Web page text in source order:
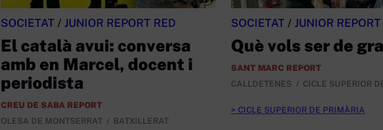
SOCIETAT / JUNIOR REPORT RED
El català avui: conversa
amb en Marcel, docent i
periodista
CREU DE SABA REPORT
OLESA DE MONTSERRAT
BATXILLERAT
SOCIETAT /JUNIOR
Què vols ser de
SANT MARC REPORT
CALLDETENES
CICLE SUPERIOR
CICLE SUPERIOR DE PRIMÀRIA